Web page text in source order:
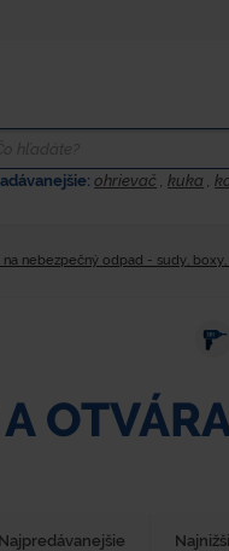
ohrievač ,kuka ,
na nebezpečný odpad - sudy,
Najpredávanejšie